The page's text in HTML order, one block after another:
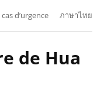
cas d’urgence ภาษาไทย
de Hua